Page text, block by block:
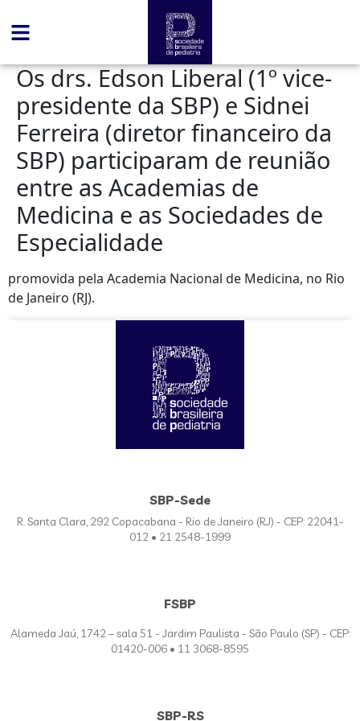
Os drs. Edson Liberal (1º vice-
presidente da SBP) e Sidnei
Ferreira (diretor financeiro da
SBP) participaram de reunião
entre as Academias de
Medicina e as Sociedades de
Especialidade
promovida pela Academia Nacional de Medicina, no Rio
de Janeiro (RJ).
SBP-Sede
R. Santa Clara, 292 Copacabana - Rio de Janeiro (RJ) - CEP: 22041-
012 • 21 2548-1999
FSBP
Alameda Jaú, 1742 – sala 51 - Jardim Paulista - São Paulo (SP) - CEP:
01420-006 • 11 3068-8595
SBP-RS